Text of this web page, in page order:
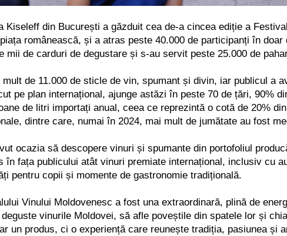
Kiseleff din București a găzduit cea de-a cincea ediție a
românească, și a atras peste 40.000 de participanți în
de carduri de degustare și s-au servit peste 25.000 de
de 11.000 de sticle de vin, spumant și divin, iar publicul a
pe plan internațional, ajunge astăzi în peste 70 de țări, 90%
de litri importați anual, ceea ce reprezintă o cotă de 20%
dintre care, numai în 2024, mai mult de jumătate au fost
ocazia să descopere vinuri și spumante din portofoliul
în fața publicului atât vinuri premiate internațional, inclusiv cu
pentru copii și momente de gastronomie tradițională.
Vinului Moldovenesc a fost una extraordinară, plină de
vinurile Moldovei, să afle poveștile din spatele lor și
un produs, ci o experiență care reunește tradiția, pasiunea și